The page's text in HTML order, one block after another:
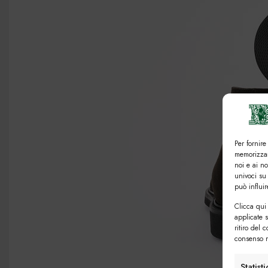
Per
noi e ai
univoci
può
Clicca qui
applicate
ritiro del
consenso